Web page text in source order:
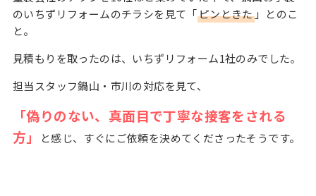
のいちずリフォームのチラシを見て「ピンときた」とのこ
と。
見積もりを取ったのは、いちずリフォーム1社のみでした。
担当スタッフ鍋山・市川の対応を見て、
「偽りのない、真面目で丁寧な接客をされる
方」
と感じ、すぐにご依頼を決めてくださったそうです。